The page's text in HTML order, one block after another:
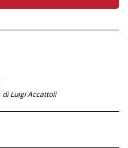
di Luigi Accattoli